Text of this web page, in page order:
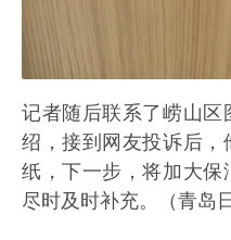
记者随后联系了崂山区
绍，接到网友投诉后，
纸，下一步，将加大保
尽时及时补充。（青岛